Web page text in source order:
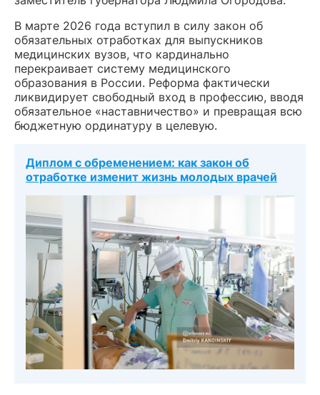
В марте 2026 года вступил в силу закон об
обязательных отработках для выпускников
медицинских вузов, что кардинально
перекраивает систему медицинского
образования в России. Реформа фактически
ликвидирует свободный вход в профессию, вводя
обязательное «наставничество» и превращая всю
бюджетную ординатуру в целевую.
Диплом с обременением: как закон об
отработке изменит жизнь молодых врачей